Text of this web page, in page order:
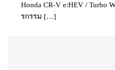
Honda CR-V e:HEV / Turbo
รกรรม […]